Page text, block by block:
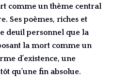
comme un thème central
Ses poèmes, riches et
deuil personnel que la
la mort comme un
d’existence, une
qu’une fin absolue.